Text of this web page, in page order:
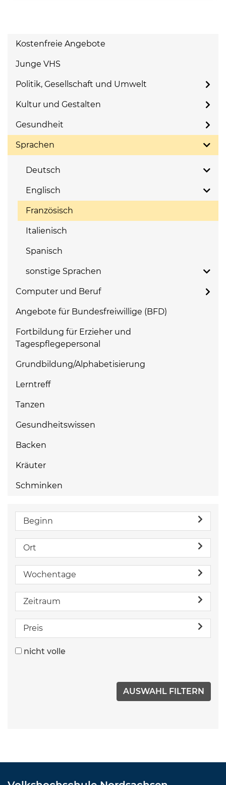
Kostenfreie Angebote
Junge VHS
Politik, Gesellschaft und Umwelt
Kultur und Gestalten
Gesundheit
Sprachen
Deutsch
Englisch
Französisch
Italienisch
Spanisch
sonstige Sprachen
Computer und Beruf
Angebote für Bundesfreiwillige (BFD)
Fortbildung für Erzieher und
Tagespflegepersonal
Grundbildung/Alphabetisierung
Lerntreff
Tanzen
Gesundheitswissen
Backen
Kräuter
Schminken
Beginn
Ort
Wochentage
Zeitraum
Preis
nicht volle